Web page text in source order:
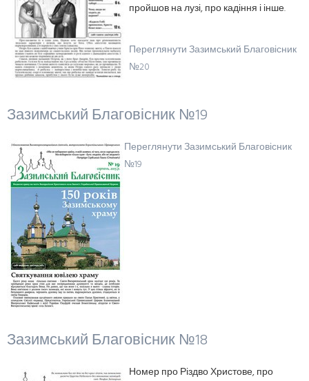
пройшов на лузі, про кадіння і інше.
Переглянути Зазимський Благовісник
№20
Зазимський Благовісник №19
Переглянути Зазимський Благовісник
№19
Зазимський Благовісник №18
Номер про Різдво Христове, про